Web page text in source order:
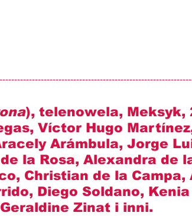
), telenowela, Meksyk,
Víctor Hugo
Arámbula, Jorge
la Rosa, Alexandra de
Christian de la Campa,
Diego Soldano, Kenia
Zinat i inni.